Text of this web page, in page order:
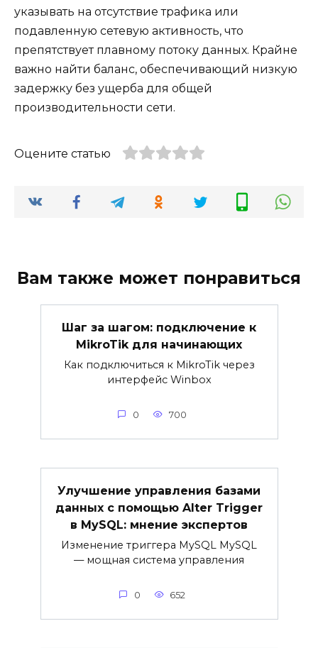
указывать на отсутствие трафика или
подавленную сетевую активность, что
препятствует плавному потоку данных. Крайне
важно найти баланс, обеспечивающий низкую
задержку без ущерба для общей
производительности сети.
Оцените статью
Вам также может понравиться
Шаг за шагом: подключение к
MikroTik для начинающих
Как подключиться к MikroTik через
интерфейс Winbox
0 700
Улучшение управления базами
данных с помощью Alter Trigger
в MySQL: мнение экспертов
Изменение триггера MySQL MySQL
— мощная система управления
0 652